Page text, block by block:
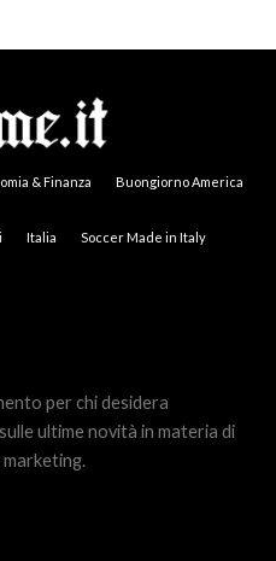
& Finanza Buongiorno America
Italia Soccer Made in Italy
per chi desidera
ultime novità in materia di
marketing.